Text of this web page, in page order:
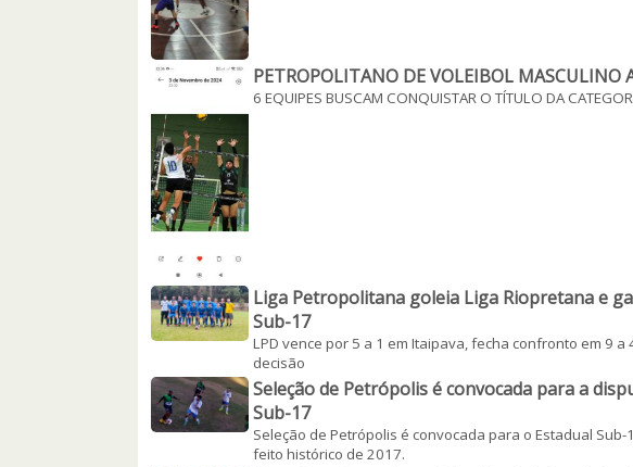
PETROPOLITANO DE VOLEIBOL
6 EQUIPES BUSCAM CONQUISTAR O TÍTULO DA
Liga Petropolitana goleia Liga Riopretana e
Sub-17
LPD vence por 5 a 1 em Itaipava, fecha confronto em 9
decisão
Seleção de Petrópolis é convocada para a
Sub-17
Seleção de Petrópolis é convocada para o Estadual
feito histórico de 2017.